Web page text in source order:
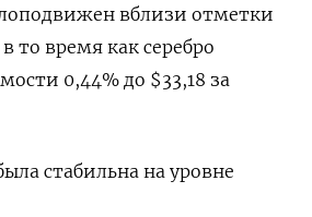
вблизи отметки
то время как серебро
0,44% до $33,18​ за
стабильна на уровне